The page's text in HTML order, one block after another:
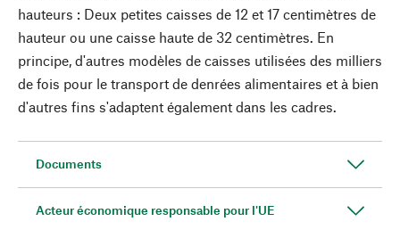
hauteurs : Deux petites caisses de 12 et 17 centimètres de
hauteur ou une caisse haute de 32 centimètres. En
principe, d'autres modèles de caisses utilisées des milliers
de fois pour le transport de denrées alimentaires et à bien
d'autres fins s'adaptent également dans les cadres.
Documents
Acteur économique responsable pour l'UE